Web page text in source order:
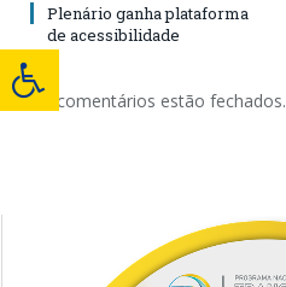
Plenário ganha plataforma
de acessibilidade
Os comentários estão fechados.